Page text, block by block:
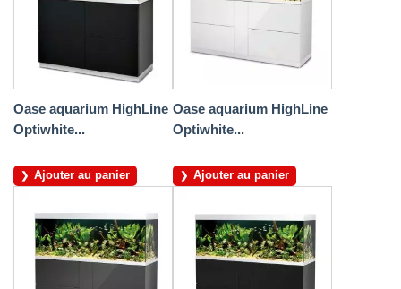
Oase aquarium HighLine
Optiwhite...
Ajouter au panier
Oase aquarium HighLine
Optiwhite...
Ajouter au panier